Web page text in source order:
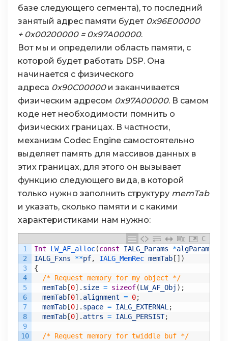
базе следующего сегмента), то последний
занятый адрес памяти будет 0x96E00000
+ 0x00200000 = 0x97A00000.
Вот мы и определили область памяти, с
которой будет работать DSP. Она
начинается с физического
адреса 0x90C00000и заканчивается
физическим адресом 0x97A00000. В самом
коде нет необходимости помнить о
физических границах. В частности,
механизм Codec Engine самостоятельно
выделяет память для массивов данных в
этих границах, для этого он вызывает
функцию следующего вида, в которой
только нужно заполнить структуру memTab
и указать, сколько памяти и с какими
характеристиками нам нужно:
C
1
2
3
4
5
6
7
8
9
10
Int LW_AF_alloc(const IALG_Params *algParams
IALG_Fxns
**pf, IALG_MemRec memTab [ ] )
{
/* Request memory for my object */
memTab [0] . size = sizeof(LW_AF_Obj ) ;
memTab [0] . alignment = 0;
memTab [0] . space = IALG_EXTERNAL ;
memTab [0] . attrs = IALG_PERSIST;
/* Request memory for twiddle buf */